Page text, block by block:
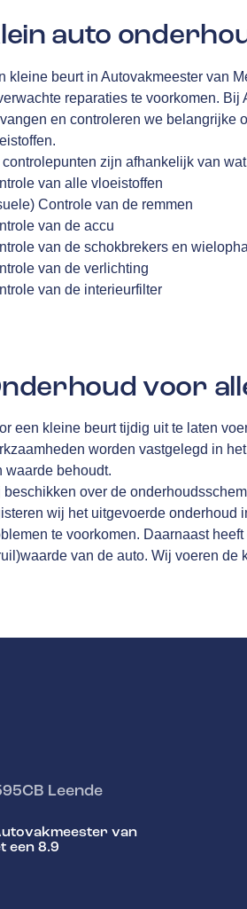
auto
kleine beurt in Autovakmeester van
reparaties te voorkomen. Bij
en controleren we belangrijke
controlepunten zijn afhankelijk van
van alle vloeistoffen
Controle van de remmen
van de accu
van de schokbrekers en
van de verlichting
van de interieurfilter
voor
een kleine beurt tijdig uit te laten
worden vastgelegd in
waarde behoudt.
beschikken over de
wij het uitgevoerde onderhoud
te voorkomen. Daarnaast
van de auto. Wij voeren de
Leende
van
een 8.9